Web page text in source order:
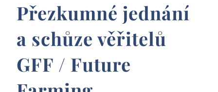
Přezkumné jednání
a schůze věřitelů
GFF / Future